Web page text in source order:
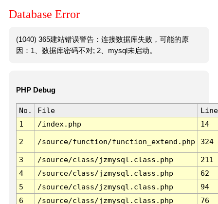
Database Error
(1040) 365建站错误警告：连接数据库失败，可能的原
因：1、数据库密码不对; 2、mysql未启动。
PHP Debug
No. File
Line
1
/index.php 14
2 /source/function/function_extend.php 324
3 /source/class/jzmysql.class.php
211
4
/source/class/jzmysql.class.php
62
5
/source/class/jzmysql.class.php
94
6
/source/class/jzmysql.class.php 76